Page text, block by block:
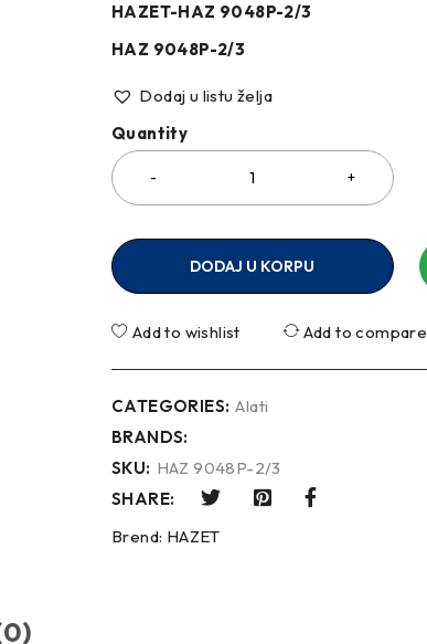
HAZET-HAZ 9048P-2/3
HAZ 9048P-2/3
Dodaj u listu želja
Quantity
DODAJ U KORPU
Add to wishlist Add to compare
CATEGORIES: Alati
BRANDS:
SKU: HAZ 9048P-2/3
SHARE:
Brend: HAZET